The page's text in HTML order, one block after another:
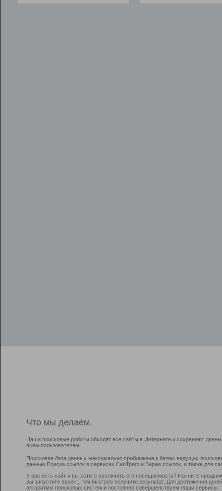
Что мы делаем.
Наши поисковые роботы обходят все сайты в Интернете и сохраняют
всем пользователям.
Поисковая база данных максимально приближена к базам ведущих
данные Поиска ссылок в сервисах СеоТраф и Бирже ссылок, а также для
У вас есть сайт и вы хотите увеличить его посещаемость? Начните
вы запустите проект, тем быстрее получите результат. Для достижения
алгоритмы поисковых систем и постоянно совершенствуем наши сервисы.